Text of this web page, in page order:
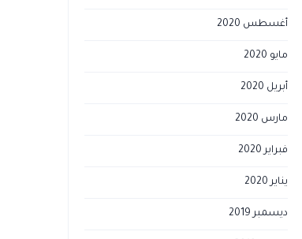
أغسطس 2020
مايو 2020
أبريل 2020
مارس 2020
فبراير 2020
يناير 2020
ديسمبر 2019